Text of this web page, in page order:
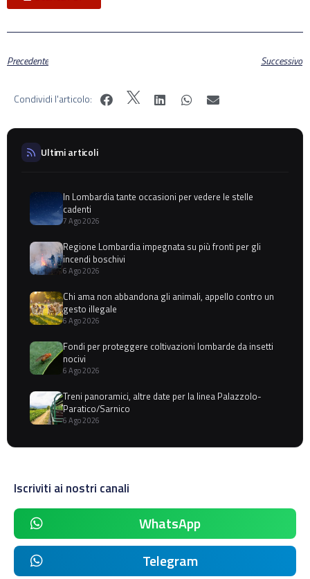
Precedente Successivo
Condividi l'articolo:
Ultimi articoli
In Lombardia tante occasioni per vedere le stelle
cadenti
7 Ago 2026
Regione Lombardia impegnata su più fronti per gli
incendi boschivi
6 Ago 2026
Chi ama non abbandona gli animali, appello contro un
gesto illegale
6 Ago 2026
Fondi per proteggere coltivazioni lombarde da insetti
nocivi
6 Ago 2026
Treni panoramici, altre date per la linea Palazzolo-
Paratico/Sarnico
6 Ago 2026
Iscriviti ai nostri canali
WhatsApp
Telegram